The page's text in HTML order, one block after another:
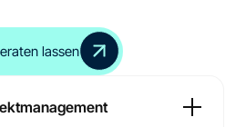
lassen